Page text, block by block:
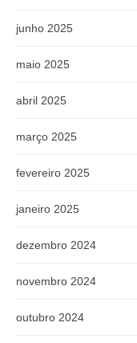
junho 2025
maio 2025
abril 2025
março 2025
fevereiro 2025
janeiro 2025
dezembro 2024
novembro 2024
outubro 2024